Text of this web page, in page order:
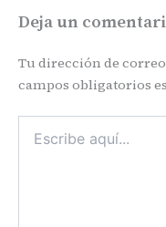
Deja un
Tu dirección de
campos obligatorios
aquí...